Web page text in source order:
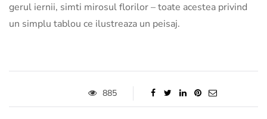
gerul iernii, simti mirosul florilor – toate acestea privind
un simplu tablou ce ilustreaza un peisaj.
885